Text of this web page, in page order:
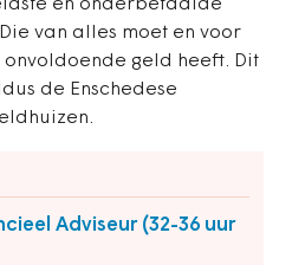
en onderbetaalde
van alles moet en voor
geld heeft. Dit
de Enschedese
Adviseur (32-36 uur